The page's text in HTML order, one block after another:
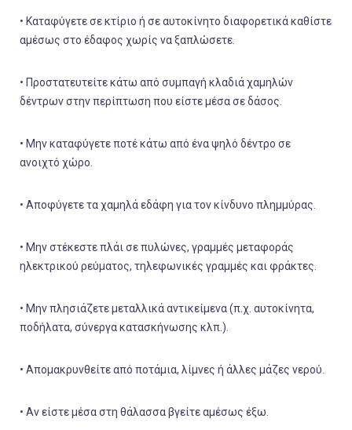
• Καταφύγετε σε κτίριο ή σε αυτοκίνητο διαφορετικά καθίστε
αμέσως στο έδαφος χωρίς να ξαπλώσετε.
• Προστατευτείτε κάτω από συμπαγή κλαδιά χαμηλών
δέντρων στην περίπτωση που είστε μέσα σε δάσος.
• Μην καταφύγετε ποτέ κάτω από ένα ψηλό δέντρο σε
ανοιχτό χώρο.
• Αποφύγετε τα χαμηλά εδάφη για τον κίνδυνο πλημμύρας.
• Μην στέκεστε πλάι σε πυλώνες, γραμμές μεταφοράς
ηλεκτρικού ρεύματος, τηλεφωνικές γραμμές και φράκτες.
• Μην πλησιάζετε μεταλλικά αντικείμενα (π.χ. αυτοκίνητα,
ποδήλατα, σύνεργα κατασκήνωσης κλπ.).
• Απομακρυνθείτε από ποτάμια, λίμνες ή άλλες μάζες νερού.
• Αν είστε μέσα στη θάλασσα βγείτε αμέσως έξω.